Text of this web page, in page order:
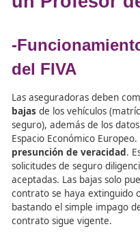
de
-
del FIVA
Las aseguradoras
bajasde los vehículos
seguro), además de